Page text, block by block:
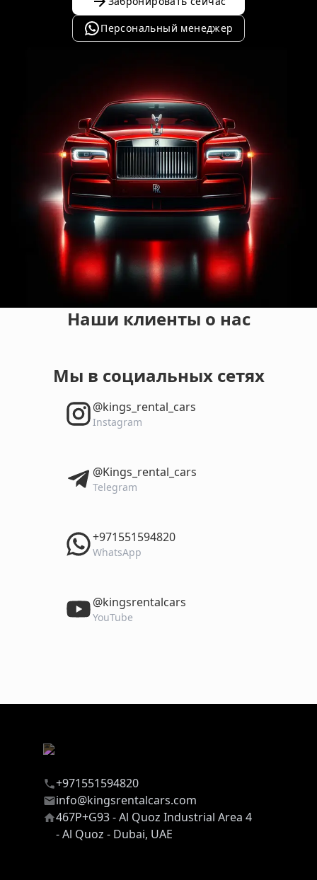
Персональный менеджер
Наши клиенты о нас
Мы в социальных сетях
‎@kings_rental_cars
Instagram
‎@Kings_rental_cars
Telegram
‎+971551594820
WhatsApp
‎@kingsrentalcars
YouTube
+971551594820
info@kingsrentalcars.com
467P+G93 - Al Quoz Industrial Area 4
- Al Quoz - Dubai, UAE